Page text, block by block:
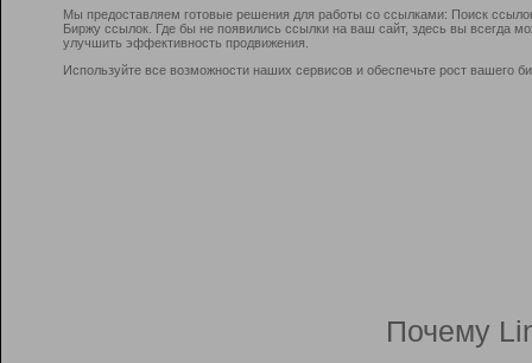
Мы предоставляем готовые решения для работы со ссылками: Поиск
Биржу ссылок. Где бы не появились ссылки на ваш сайт, здесь вы всегда
улучшить эффективность продвижения.
Используйте все возможности наших сервисов и обеспечьте рост вашего
Почему